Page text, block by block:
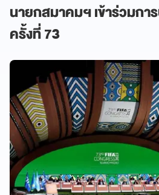
นายกสมาคมฯ เข้าร่วมก
ครั้งที่ 73